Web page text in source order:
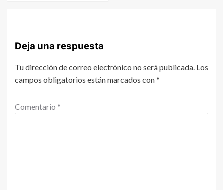
Deja una respuesta
Tu dirección de correo electrónico no será publicada. Los
campos obligatorios están marcados con*
Comentario *